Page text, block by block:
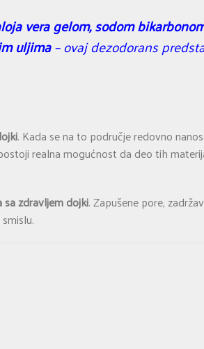
vera gelom, sodom
uljima– ovaj dezodorans
. Kada se na to područje redovno
realna mogućnost da deo tih
zdravljem dojki. Zapušene pore,